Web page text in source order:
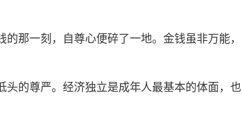
那一刻，自尊心便碎了一地。金钱虽非万能，
的尊严。经济独立是成年人最基本的体面，也